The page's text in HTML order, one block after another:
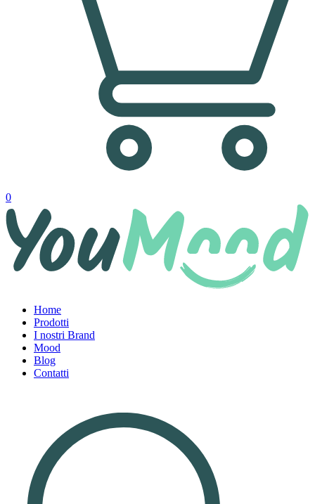
0
Home
Prodotti
I nostri Brand
Mood
Blog
Contatti